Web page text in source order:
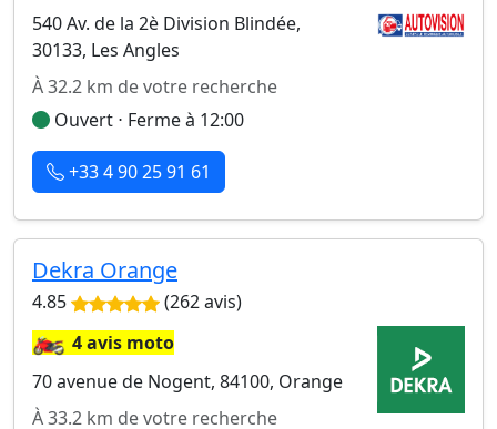
540 Av. de la 2è Division Blindée,
30133, Les Angles
À 32.2 km de votre recherche
Ouvert ⋅ Ferme à 12:00
+33 4 90 25 91 61
Dekra Orange
4.85 (262 avis)
🏍️4 avis moto
70 avenue de Nogent, 84100, Orange
À 33.2 km de votre recherche